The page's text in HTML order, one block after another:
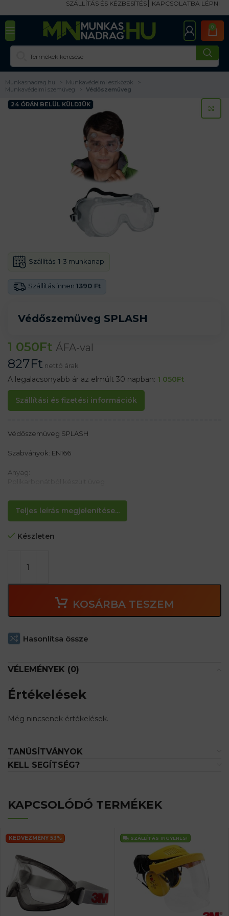
SZÁLLÍTÁS ÉS KÉZBESÍTÉS KAPCSOLATBA LÉPNI
0
Munkasnadrag.hu
Munkavédelmi eszközök
Munkavédelmi szemüveg
Védőszemüveg
24 ÓRÁN BELÜL KÜLDJÜK
Védőszemüveg SPLASH
Szállítás innen 1390 Ft
Szállítás: 1-3 munkanap
1 050Ft ÁFA-val
827Ft nettó árak
A legalacsonyabb ár az elmúlt 30 napban: 1 050Ft
Szállítási és fizetési információk
Teljes leírás megjelenítése...
Védőszemüveg SPLASH
Szabványok: EN166
Anyag:
Tulajdonságok:
– 1. optikai osztály
– elasztikus sáv a tökéletes illeszkedéshez.
Készleten
KOSÁRBA TESZEM
Hasonlítsa össze
VÉLEMÉNYEK (0)
Értékelések
Még nincsenek értékelések.
TANÚSÍTVÁNYOK
KELL SEGÍTSÉG?
KAPCSOLÓDÓ TERMÉKEK
KEDVEZMÉNY 53% SZÁLLÍTÁS INGYENES!